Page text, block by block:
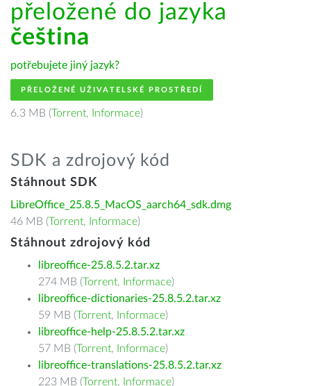
přeložené do jazyka
čeština
potřebujete jiný jazyk?
PŘELOŽENÉ UŽIVATELSKÉ PROSTŘEDÍ
6.3 MB (Torrent, Informace)
SDK a zdrojový kód
Stáhnout SDK
LibreOffice_25.8.5_MacOS_aarch64_sdk.dmg
46 MB (Torrent, Informace)
Stáhnout zdrojový kód
libreoffice-25.8.5.2.tar.xz
274 MB (Torrent, Informace)
libreoffice-dictionaries-25.8.5.2.tar.xz
59 MB (Torrent, Informace)
libreoffice-help-25.8.5.2.tar.xz
57 MB (Torrent, Informace)
libreoffice-translations-25.8.5.2.tar.xz
223 MB (Torrent, Informace)